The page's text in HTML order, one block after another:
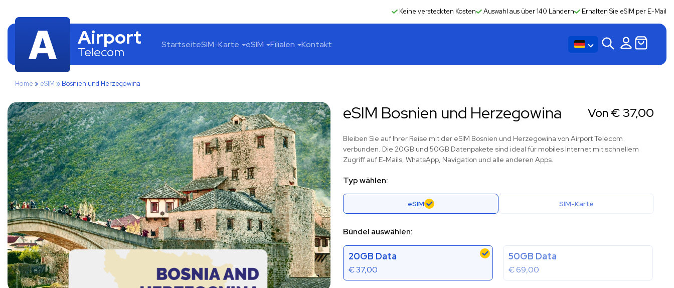
Keine versteckten Kosten Auswahl aus über 140 Ländern Erhalten Sie eSIM per E-Mail
Airport
Telecom StartseiteSIM-Karte eSIM Filialen Kontakt
Home » eSIM » Bosnien und Herzegowina
eSIM Bosnien und Herzegowina Von €37,00
Bleiben Sie auf Ihrer Reise mit der eSIM Bosnien und Herzegowina von Airport Telecom
verbunden. Die 20GB und 50GB Datenpakete sind ideal für mobiles Internet mit schnellem
Zugriff auf E-Mails, WhatsApp, Navigation und alle anderen Apps.
Typ wählen:
eSIM SIM-Karte
Bündel auswählen:
20GB Data
€37,00
50GB Data
€69,00